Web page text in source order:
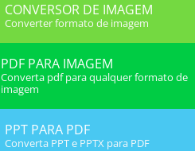
CONVERSOR DE IMAGEM
Converter formato de imagem
PDF PARA IMAGEM
Converta pdf para qualquer formato de
imagem
PPT PARA PDF
Converta PPT e PPTX para PDF